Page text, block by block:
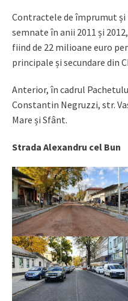
Contractele de împrumut și
semnate în anii 2011 și
fiind de 22 milioane euro
principale și secundare din
Anterior, în cadrul
Constantin Negruzzi, str.
Mare și Sfânt.
Strada Alexandru cel Bun